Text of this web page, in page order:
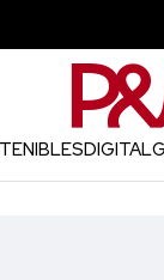
DIGITAL